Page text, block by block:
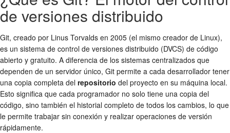
de versiones distribuido
Git, creado por Linus Torvalds en 2005 (el mismo creador de Linux),
es un sistema de control de versiones distribuido (DVCS) de código
abierto y gratuito. A diferencia de los sistemas centralizados que
dependen de un servidor único, Git permite a cada desarrollador tener
una copia completa del repositorio del proyecto en su máquina local.
Esto significa que cada programador no solo tiene una copia del
código, sino también el historial completo de todos los cambios, lo que
le permite trabajar sin conexión y realizar operaciones de versión
rápidamente.